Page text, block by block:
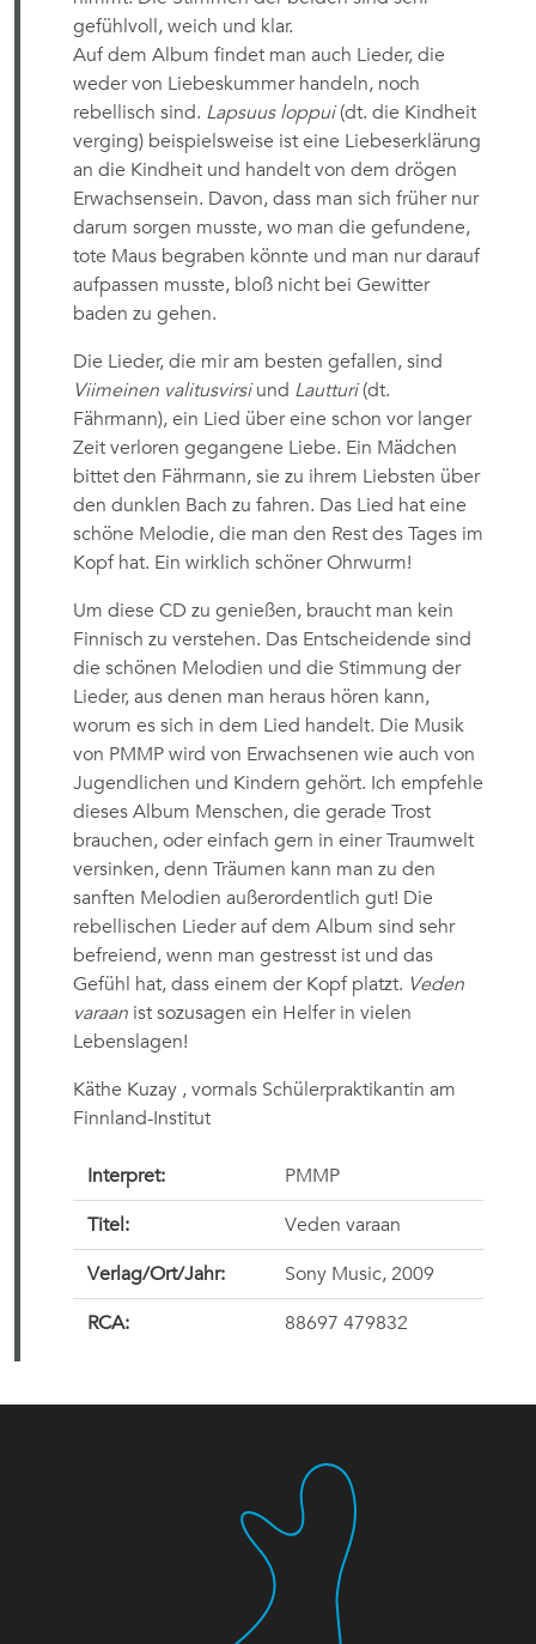
gefühlvoll, weich und klar.
Auf dem Album findet man auch Lieder, die
weder von Liebeskummer handeln, noch
rebellisch sind. Lapsuus loppui(dt. die Kindheit
verging) beispielsweise ist eine Liebeserklärung
an die Kindheit und handelt von dem drögen
Erwachsensein. Davon, dass man sich früher nur
darum sorgen musste, wo man die gefundene,
tote Maus begraben könnte und man nur darauf
aufpassen musste, bloß nicht bei Gewitter
baden zu gehen.
Die Lieder, die mir am besten gefallen, sind
Viimeinen valitusvirsiund Lautturi(dt.
Fährmann), ein Lied über eine schon vor langer
Zeit verloren gegangene Liebe. Ein Mädchen
bittet den Fährmann, sie zu ihrem Liebsten über
den dunklen Bach zu fahren. Das Lied hat eine
schöne Melodie, die man den Rest des Tages im
Kopf hat. Ein wirklich schöner Ohrwurm!
Um diese CD zu genießen, braucht man kein
Finnisch zu verstehen. Das Entscheidende sind
die schönen Melodien und die Stimmung der
Lieder, aus denen man heraus hören kann,
worum es sich in dem Lied handelt. Die Musik
von PMMP wird von Erwachsenen wie auch von
Jugendlichen und Kindern gehört. Ich empfehle
dieses Album Menschen, die gerade Trost
brauchen, oder einfach gern in einer Traumwelt
versinken, denn Träumen kann man zu den
sanften Melodien außerordentlich gut! Die
rebellischen Lieder auf dem Album sind sehr
befreiend, wenn man gestresst ist und das
Gefühl hat, dass einem der Kopf platzt. Veden
varaan ist sozusagen ein Helfer in vielen
Lebenslagen!
Käthe Kuzay , vormals Schülerpraktikantin am
Finnland-Institut
Interpret: PMMP
Titel: Veden varaan
Verlag/Ort/Jahr: Sony Music, 2009
RCA: 88697 479832